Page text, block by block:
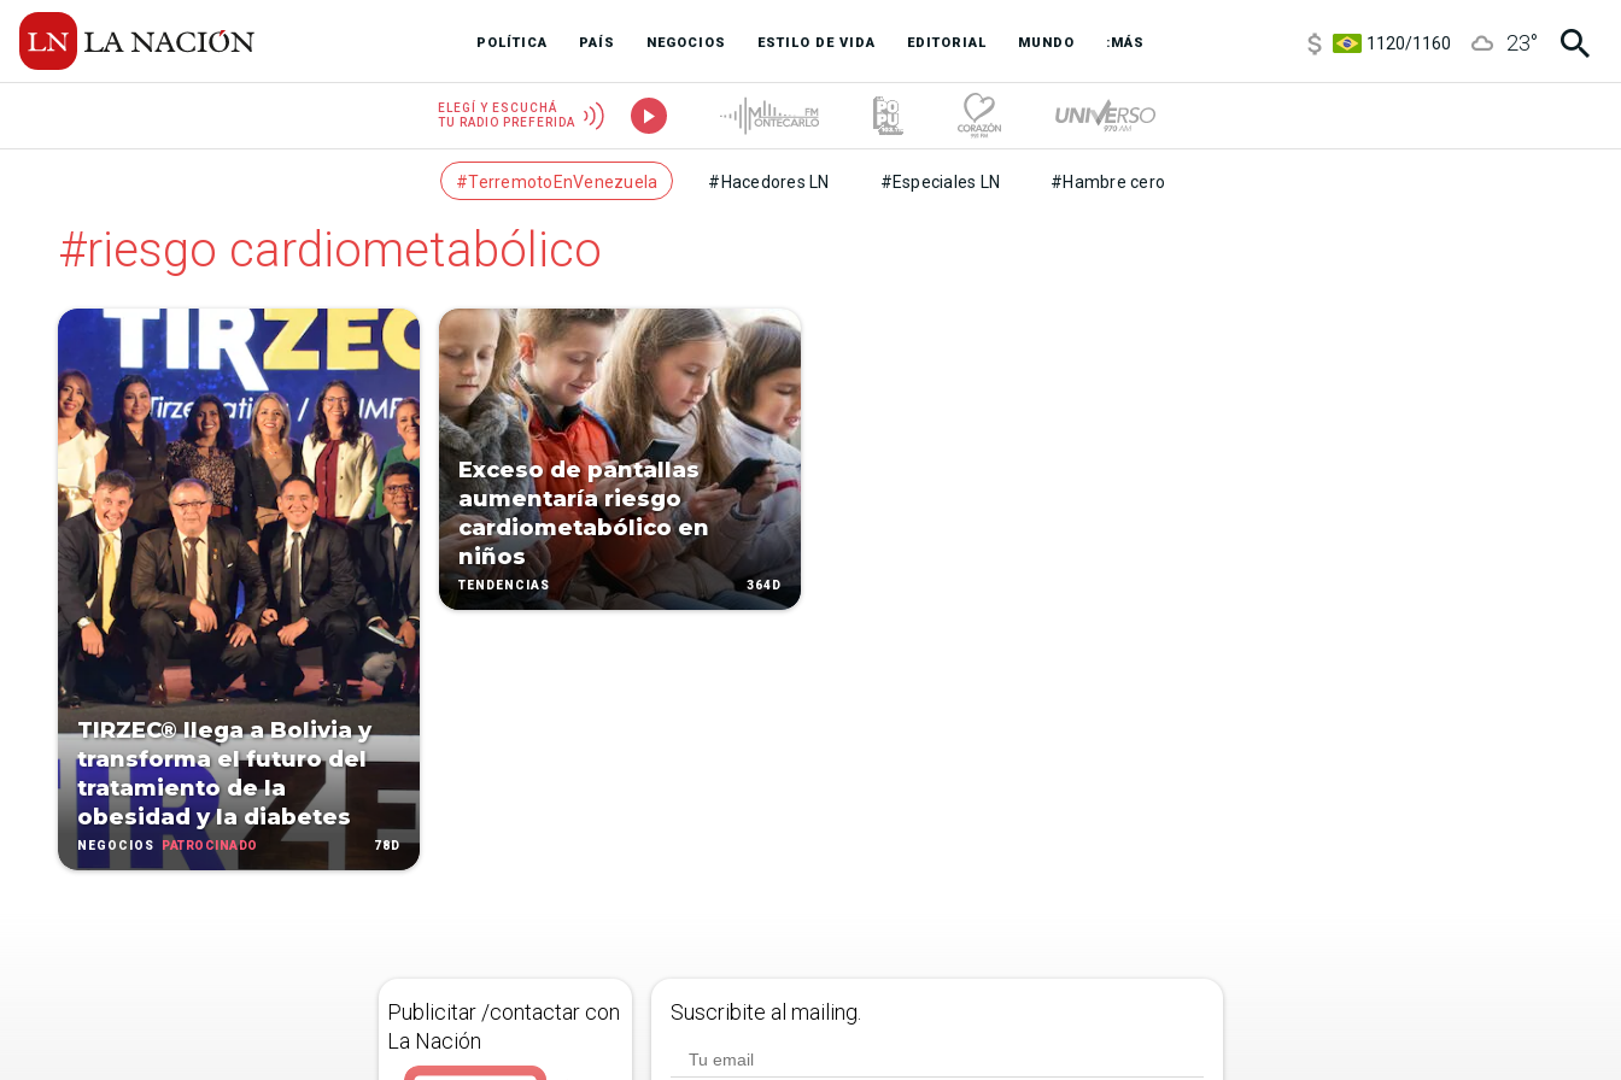
POLÍTICA PAÍS NEGOCIOS ESTILO DE VIDA EDITORIAL MUNDO :MÁS
1120/1160
23°
ELEGÍ Y ESCUCHÁ
TU RADIO PREFERIDA
#TerremotoEnVenezuela #Hacedores LN #Especiales LN #Hambre cero
#riesgo cardiometabólico
TIRZEC® llega a Bolivia y
transforma el futuro del
tratamiento de la
obesidad y la diabetes
NEGOCIOS PATROCINADO 78D
Exceso de pantallas
aumentaría riesgo
cardiometabólico en
niños
TENDENCIAS 364D
Publicitar /contactar con
La Nación
Suscribite al mailing.